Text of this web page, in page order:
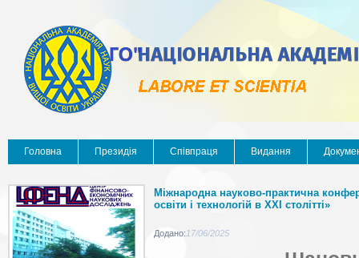
Головна Президія Співпраця Видання
Міжнародна науково-практична
освіти і технологій в XXI столітті»
Додано: 17/06/2025